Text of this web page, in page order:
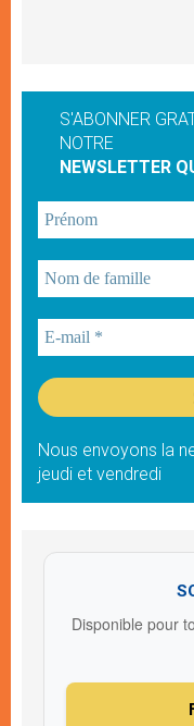
S'ABONNER
NOTRE
NEWSLETTER
Nous envoyons la
jeudi et vendredi
Disponible pour